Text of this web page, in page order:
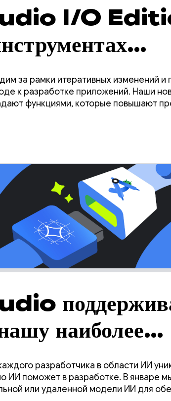
I/O
Android?
за рамки итеративных изменений и
к разработке приложений. Наши
функциями, которые повышают
также значительно улучшают работу
наиболее
разработчика в области ИИ
ИИ поможет в разработке. В январе
или удаленной модели ИИ для